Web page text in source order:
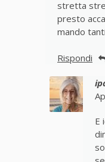
stretta
presto
mando
Rispondi
E